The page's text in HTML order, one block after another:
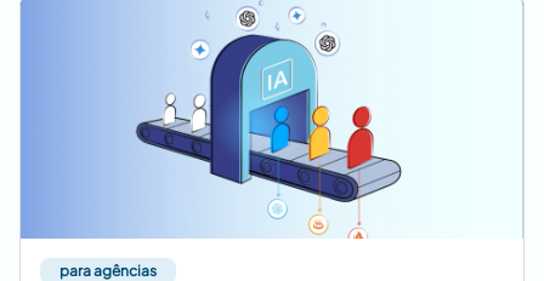
para agências